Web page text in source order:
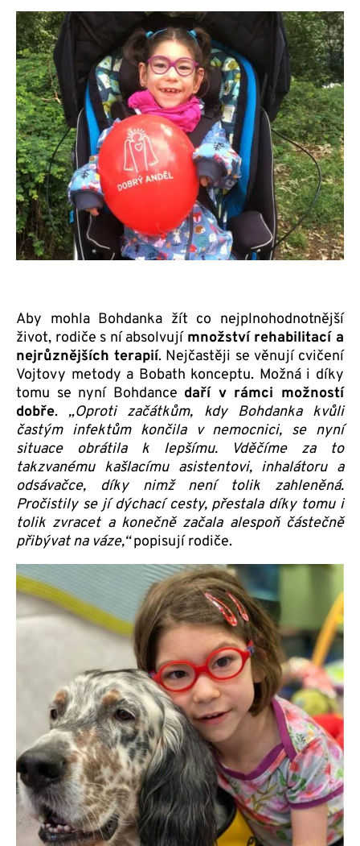
Aby mohla Bohdanka žít co nejplnohodnotnější
život, rodiče s ní absolvují množství rehabilitací a
nejrůznějších terapií. Nejčastěji se věnují cvičení
Vojtovy metody a Bobath konceptu. Možná i díky
tomu se nyní Bohdance daří v rámci možností
dobře. „Oproti začátkům, kdy Bohdanka kvůli
častým infektům končila v nemocnici, se nyní
situace obrátila k lepšímu. Vděčíme za to
takzvanému kašlacímu asistentovi, inhalátoru a
odsávačce, díky nimž není tolik zahleněná.
Pročistily se jí dýchací cesty, přestala díky tomu i
tolik zvracet a konečně začala alespoň částečně
přibývat na váze,“popisují rodiče.